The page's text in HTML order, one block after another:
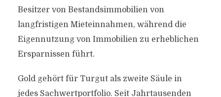
Besitzer von Bestandsimmobilien von
langfristigen Mieteinnahmen, während die
Eigennutzung von Immobilien zu erheblichen
Ersparnissen führt.
Gold gehört für Turgut als zweite Säule in
jedes Sachwertportfolio. Seit Jahrtausenden